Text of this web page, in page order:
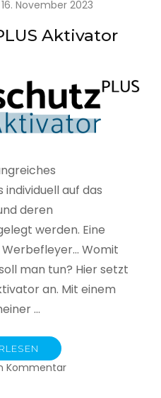
Schlacht
im
Netz
16. November 2023
Aktivator
auf das
deren
werden. Eine
Werbefleyer… Womit
man tun? Hier setzt
an. Mit einem
…
Kommentarzu